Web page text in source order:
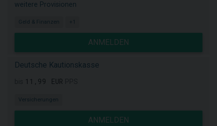
weitere Provisionen
Geld & Finanzen +1
ANMELDEN
Deutsche Kautionskasse
11,99 EUR
Versicherungen
ANMELDEN